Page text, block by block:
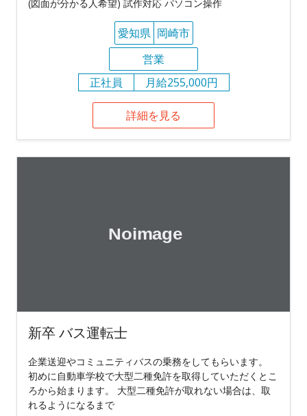
(図面が分かる人希望) 試作対応 パソコン操作
愛知県 岡崎市
営業
正社員
月給255,000円
詳細を見る
新卒 バス運転士
企業送迎やコミュニティバスの乗務をしてもらいます。
初めに自動車学校で大型二種免許を取得していただくとこ
ろから始まります。 大型二種免許が取れない場合は、取
れるようになるまで